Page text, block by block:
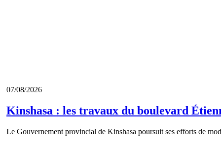
07/08/2026
Kinshasa : les travaux du boulevard
Le Gouvernement provincial de Kinshasa poursuit ses efforts de